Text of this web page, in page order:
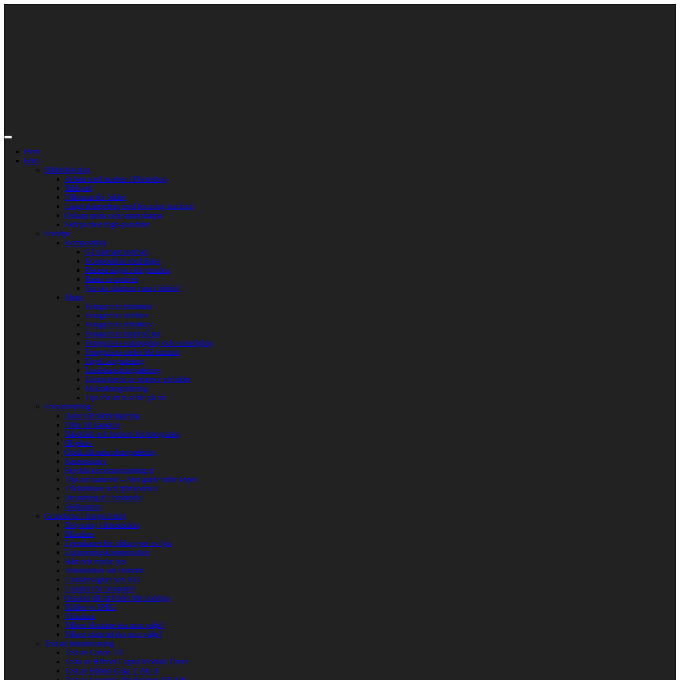
Hem
Foto
Bildredigering
Arbeta med masker i Photoshop
Bildspel
Filformat för bilder
Långt skärpedjup med focusing stacking
Oskarp mask och smart skärpa
Skärpa med high-passfilter
Fototips
Komposition
Gå närmare motivet
Komposition med linjer
Placera något i förgrunden
Rama in motivet
Var ska skärpan vara i bilden?
Motiv
Fotografera blommor
Fotografera delfiner
Fotografera friluftsliv
Fotografera hund på tur
Fotografera soluppgång och solnedgång
Fotografera under blå timmen
Fågelfotografering
Landskapsfotografering
Långa streck av stjärnor på bilder
Makrofotografering
Tips för att ta selfie på tur
Fotoutrustning
Dator till bildredigering
Filter till kameror
Hårddisk och backup för fotografen
Objektiv
Optik till makrofotografering
Kamerastativ
Skydda kamerautrustningen
Tips om kameror – Stor guide inför köpet
Trådutlösare och fjärrkontroll
Utrustning till fotostudio
Åtelkamera
Grunderna i fotografering
Belysning i fotostudion
Bländare
Egenskaper för olika typer av ljus
Exponeringskompensation
Hårt och mjukt ljus
Introduktion om slutartid
Ljuskänslighet och ISO
Ljuslära för fotografer
Orsaker till att bilder blir suddiga
Råfiler vs JPEG
Vitbalans
Vilken bländare ska man välja?
Vilken slutartid ska man välja?
Test av fotoutrustning
Test av Canon 7D
Testa av Hähnel Captur Module Timer
Test av Hähnel Giga T Pro II